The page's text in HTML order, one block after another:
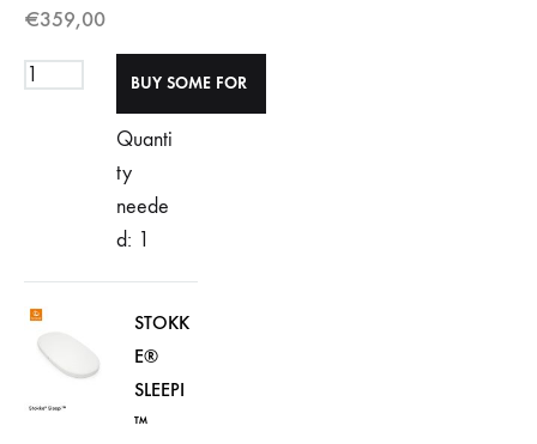
€359,00
Quanti
ty
neede
d: 1
STOKK
E®
SLEEPI
™